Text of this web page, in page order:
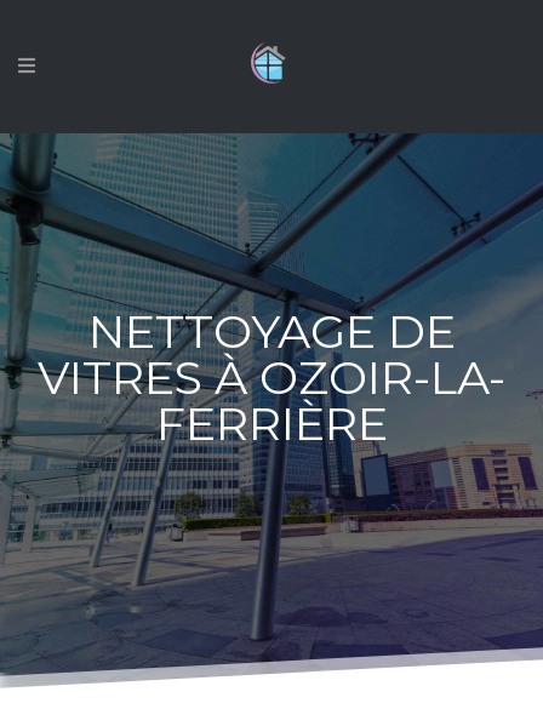
NETTOYAGE DE
VITRES À OZOIR-LA-
FERRIÈRE